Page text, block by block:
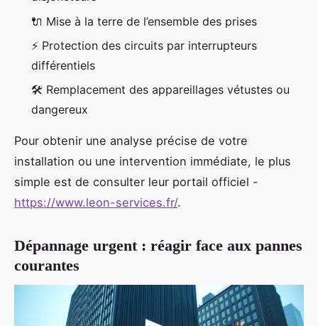
🔌 Mise à la terre de l’ensemble des prises
⚡ Protection des circuits par interrupteurs
différentiels
🛠️ Remplacement des appareillages vétustes ou
dangereux
Pour obtenir une analyse précise de votre
installation ou une intervention immédiate, le plus
simple est de consulter leur portail officiel -
https://www.leon-services.fr/.
Dépannage urgent : réagir face aux pannes
courantes